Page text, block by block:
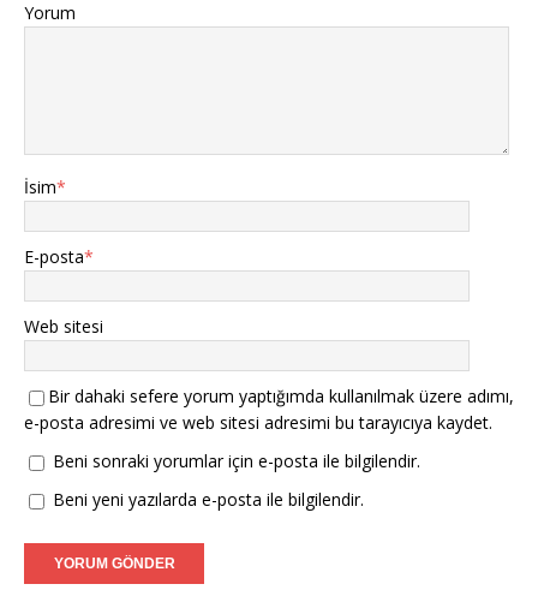
Yorum
İsim*
E-posta*
Web sitesi
Bir dahaki sefere yorum yaptığımda kullanılmak üzere adımı,
e-posta adresimi ve web sitesi adresimi bu tarayıcıya kaydet.
Beni sonraki yorumlar için e-posta ile bilgilendir.
Beni yeni yazılarda e-posta ile bilgilendir.